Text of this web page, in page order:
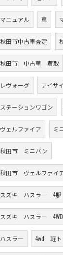
マニュアル 車
秋田市中古車査定
秋田市 中古車 買取
レヴォーグ アイサ
ステーションワゴン
ヴェルファイア ミ
秋田市 ミニバン
秋田市 ヴェルファイ
スズキ ハスラー 4駆
スズキ ハスラー 4WD
ハスラー 4wd 軽ト